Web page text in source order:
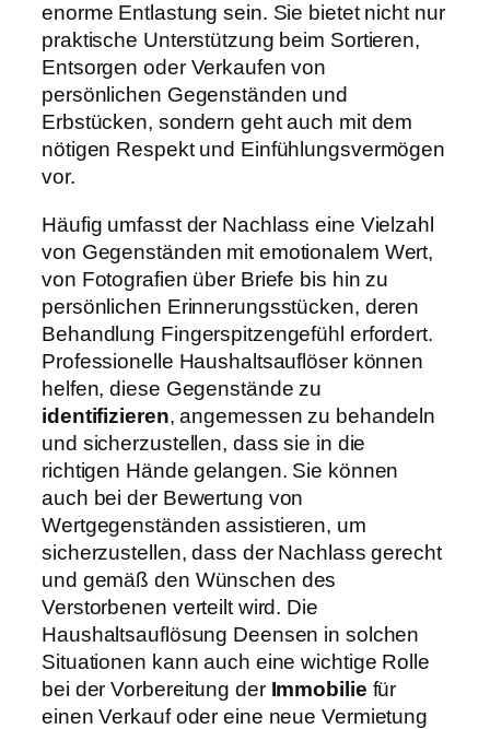
enorme Entlastung sein. Sie bietet nicht nur
praktische Unterstützung beim Sortieren,
Entsorgen oder Verkaufen von
persönlichen Gegenständen und
Erbstücken, sondern geht auch mit dem
nötigen Respekt und Einfühlungsvermögen
vor.
Häufig umfasst der Nachlass eine Vielzahl
von Gegenständen mit emotionalem Wert,
von Fotografien über Briefe bis hin zu
persönlichen Erinnerungsstücken, deren
Behandlung Fingerspitzengefühl erfordert.
Professionelle Haushaltsauflöser können
helfen, diese Gegenstände zu
identifizieren, angemessen zu behandeln
und sicherzustellen, dass sie in die
richtigen Hände gelangen. Sie können
auch bei der Bewertung von
Wertgegenständen assistieren, um
sicherzustellen, dass der Nachlass gerecht
und gemäß den Wünschen des
Verstorbenen verteilt wird. Die
Haushaltsauflösung Deensen in solchen
Situationen kann auch eine wichtige Rolle
bei der Vorbereitung der Immobilie für
einen Verkauf oder eine neue Vermietung